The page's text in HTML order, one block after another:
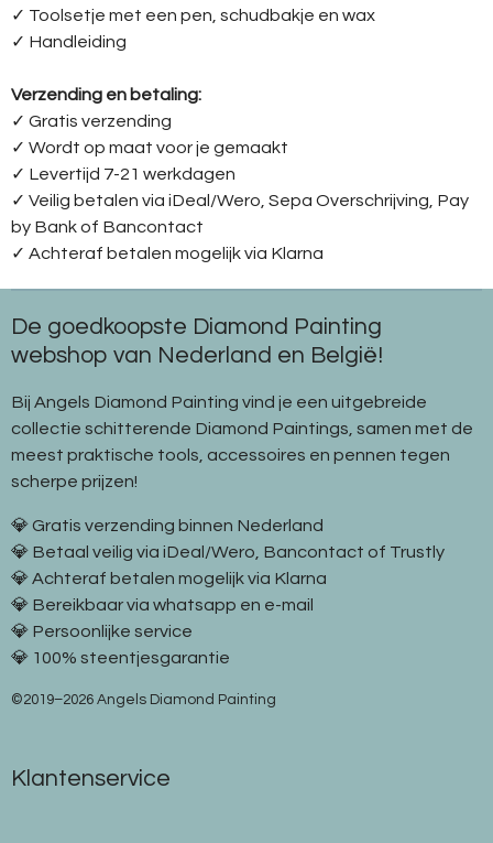
✓ Toolsetje met een pen, schudbakje en wax
✓ Handleiding
Verzending en betaling:
✓ Gratis verzending
✓ Wordt op maat voor je gemaakt
✓ Levertijd 7-21 werkdagen
✓ Veilig betalen via iDeal/Wero, Sepa Overschrijving, Pay
by Bank of Bancontact
✓ Achteraf betalen mogelijk via Klarna
De goedkoopste Diamond Painting
webshop van Nederland en België!
Bij Angels Diamond Painting vind je een uitgebreide
collectie schitterende Diamond Paintings, samen met de
meest praktische tools, accessoires en pennen tegen
scherpe prijzen!
💎 Gratis verzending binnen Nederland
💎 Betaal veilig via iDeal/Wero, Bancontact of Trustly
💎 Achteraf betalen mogelijk via Klarna
💎 Bereikbaar via whatsapp en e-mail
💎 Persoonlijke service
💎 100% steentjesgarantie
©2019–2026 Angels Diamond Painting
Klantenservice